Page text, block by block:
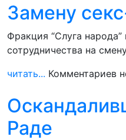
Замену
Фракция “Слуга
сотрудничества на
читать... Комментариев
Раде